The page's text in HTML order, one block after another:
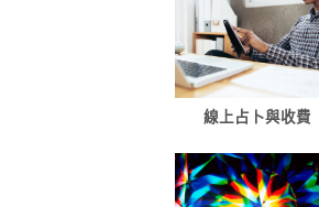
線上占卜與收費